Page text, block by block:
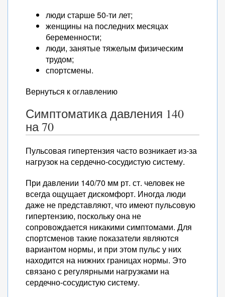
люди старше 50-ти лет;
женщины на последних месяцах
беременности;
люди, занятые тяжелым физическим
трудом;
спортсмены.
Вернуться к оглавлению
Симптоматика давления 140
на 70
Пульсовая гипертензия часто возникает из-за
нагрузок на сердечно-сосудистую систему.
При давлении 140/70 мм рт. ст. человек не
всегда ощущает дискомфорт. Иногда люди
даже не представляют, что имеют пульсовую
гипертензию, поскольку она не
сопровождается никакими симптомами. Для
спортсменов такие показатели являются
вариантом нормы, и при этом пульс у них
находится на нижних границах нормы. Это
связано с регулярными нагрузками на
сердечно-сосудистую систему.